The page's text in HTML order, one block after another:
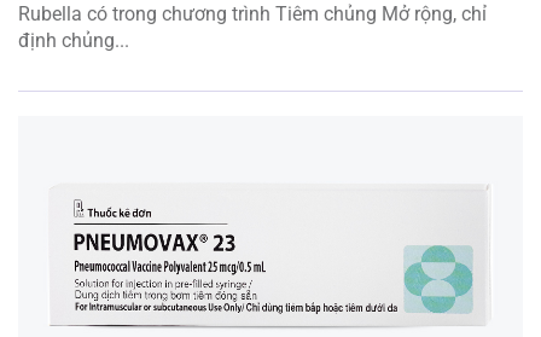
Rubella có trong chương trình Tiêm chủng Mở rộng, chỉ
định chủng...